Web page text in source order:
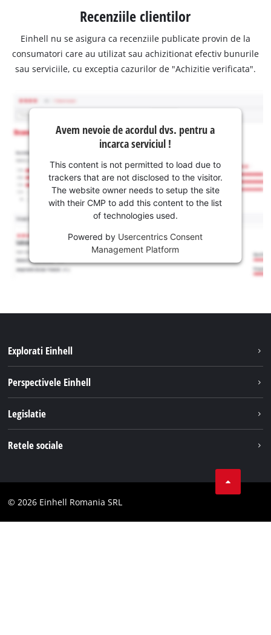
Recenziile clientilor
Einhell nu se asigura ca recenziile publicate provin de la
consumatori care au utilizat sau achizitionat efectiv bunurile
sau serviciile, cu exceptia cazurilor de "Achizitie verificata".
Avem nevoie de acordul dvs. pentru a
incarca serviciul !
This content is not permitted to load due to
trackers that are not disclosed to the visitor.
The website owner needs to setup the site
with their CMP to add this content to the list
of technologies used.
Powered by Usercentrics Consent
Management Platform
Explorati Einhell
Sistemul de acumulatori
Perspectivele Einhell
Einhell in lume
Legislatie
Declaratie de accesibilitate
Retele sociale
Facebook
© 2026 Einhell Romania SRL